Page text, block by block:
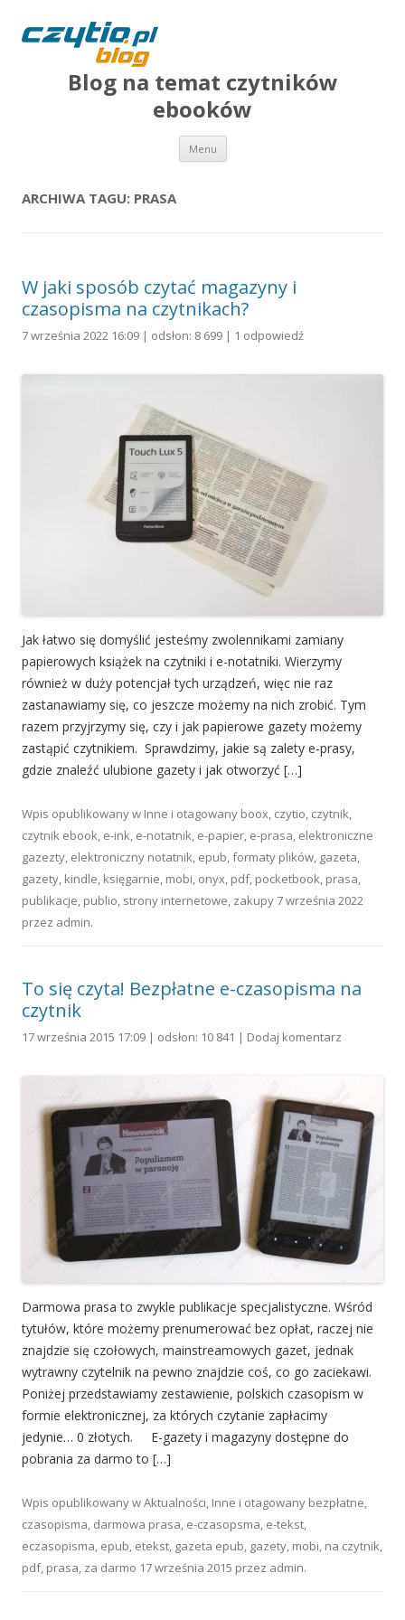
Blog na temat czytników
ebooków
Menu Przejdź do treści
ARCHIWA TAGU: PRASA
W jaki sposób czytać magazyny i
czasopisma na czytnikach?
7 września 2022 16:09 | odsłon: 8 699 | 1 odpowiedź
Jak łatwo się domyślić jesteśmy zwolennikami zamiany
papierowych książek na czytniki i e-notatniki. Wierzymy
również w duży potencjał tych urządzeń, więc nie raz
zastanawiamy się, co jeszcze możemy na nich zrobić. Tym
razem przyjrzymy się, czy i jak papierowe gazety możemy
zastąpić czytnikiem. Sprawdzimy, jakie są zalety e-prasy,
gdzie znaleźć ulubione gazety i jak otworzyć […]
Wpis opublikowany w Inne i otagowany boox, czytio, czytnik,
czytnik ebook, e-ink, e-notatnik, e-papier, e-prasa, elektroniczne
gazezty, elektroniczny notatnik, epub,formaty plików, gazeta,
gazety, kindle, księgarnie, mobi, onyx, pdf, pocketbook, prasa,
publikacje, publio, strony internetowe, zakupy 7 września 2022
przez admin.
To się czyta! Bezpłatne e-czasopisma na
czytnik
17 września 2015 17:09 | odsłon: 10 841 | Dodaj komentarz
Darmowa prasa to zwykle publikacje specjalistyczne. Wśród
tytułów, które możemy prenumerować bez opłat, raczej nie
znajdzie się czołowych, mainstreamowych gazet, jednak
wytrawny czytelnik na pewno znajdzie coś, co go zaciekawi.
Poniżej przedstawiamy zestawienie, polskich czasopism w
formie elektronicznej, za których czytanie zapłacimy
jedynie… 0 złotych. E-gazety i magazyny dostępne do
pobrania za darmo to […]
Wpis opublikowany wAktualności, Inne i otagowany bezpłatne,
czasopisma, darmowa prasa, e-czasopsma, e-tekst,
eczasopisma, epub, etekst, gazeta epub, gazety, mobi, na czytnik,
pdf, prasa, za darmo 17 września 2015 przez admin.